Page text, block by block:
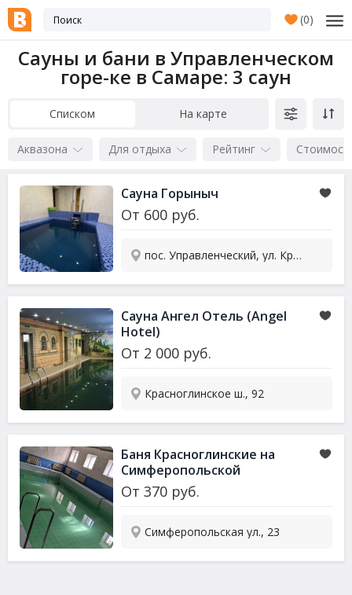
(0)
Сауны и бани в Управленческом
горе-ке в Самаре: 3 саун
Списком На карте
Аквазона Для отдыха Рейтинг
Сауна Горыныч
От 600 руб.
пос. Управленческий, ул. Красноглинское ш. 1а
Сауна Ангел Отель (Angel
Hotel)
От 2 000 руб.
Красноглинское ш., 92
Баня Красноглинские на
Симферопольской
От370 руб.
Симферопольская ул., 23